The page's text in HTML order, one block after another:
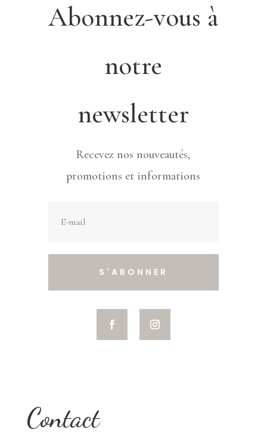
Abonnez-vous à
notre
newsletter
Recevez nos nouveautés,
promotions et informations
S'ABONNER
Contact